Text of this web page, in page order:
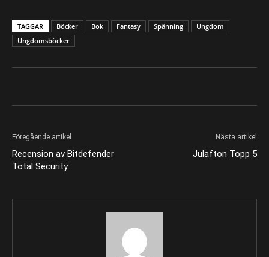
TAGGAR Böcker Bok Fantasy Spänning
Ungdom
Ungdomsböcker
Föregående artikel
Recension av Bitdefender
Total Security
Nästa artikel
Julafton Topp 5